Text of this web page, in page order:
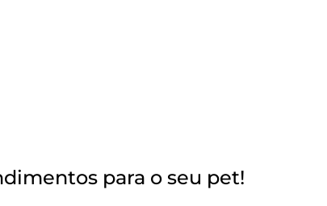
para o seu pet!